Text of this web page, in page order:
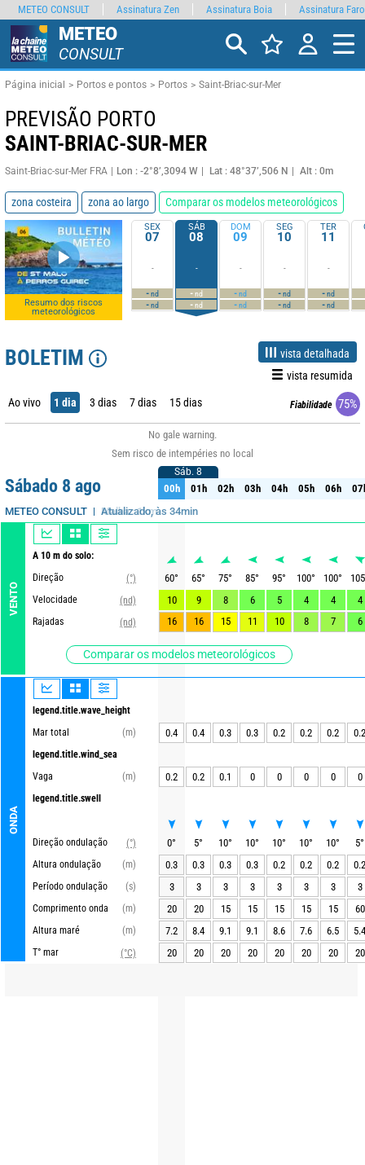
METEO
CONSULT
Página inicial Portos e pontos Portos Saint-Briac-sur-Mer
PREVISÃO PORTO
SAINT-BRIAC-SUR-MER
Saint-Briac-sur-Mer FRA Lon : -2°8’,3094 W Lat : 48°37’,506 N Alt : 0m
zona costeira zona ao largo Comparar os modelos meteorológicos
Resumo dos riscos
meteorológicos
SEX
07
-
-nd
-nd
SÁB
08
-
-nd
-nd
DOM
09
-
-nd
-nd
SEG
10
-
-nd
-nd
TER
11
-
-nd
-nd
BOLETIM
vista detalhada
vista resumida
Ao vivo 1 dia 3 dias 7 dias 15 dias Fiabilidade 75%
No gale warning.
Sem risco de intempéries no local
Sábado 8 ago
METEO CONSULT Atualizado, às 34min
VENTO
A 10 m do solo:
Direção
(°)
Velocidade
(nd)
Rajadas
(nd)
Comparar os modelos meteorológicos
ONDA
legend.title.wave_height
Mar total
(m)
legend.title.wind_sea
Vaga
(m)
legend.title.swell
Direção ondulação
(°)
Altura ondulação
(m)
Período ondulação
(s)
Comprimento onda
(m)
Altura maré
(m)
T° mar
(°C)
Sáb. 8
00h 01h 02h 03h 04h 05h 06h
Sáb. 8
00h 01h 02h 03h 04h 05h 06h
60° 65° 75° 85° 95° 100° 100°
105
10
9 8 6 5 4 4
4
16
16 15 11 10 8 7 6
0.4 0.4 0.3 0.3 0.2 0.2 0.2 0.2
0.2 0.2 0.1 0 0 0 0 0
0° 5° 10° 10° 10° 10° 10° 5°
0.3
0.3 0.3 0.3 0.2 0.2 0.2
0.2
3
3 3 3 3 3 3
3
20
20 15 15 15 15 15
60
7.2
8.4 9.1 9.1 8.6 7.6 6.5
5.4
20
20 20 20 20 20 20 20
METEO CONSULT Assinatura Zen Assinatura Boia Assinatura